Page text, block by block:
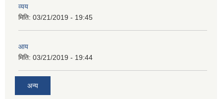
व्यय
मिति: 03/21/2019 - 19:45
आय
मिति: 03/21/2019 - 19:44
अन्य